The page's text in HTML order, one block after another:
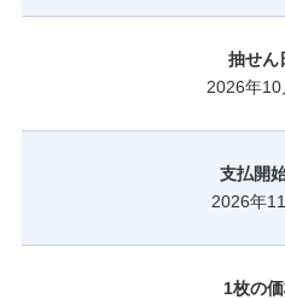
抽せん
2026年10
支払開
2026年
1枚の価